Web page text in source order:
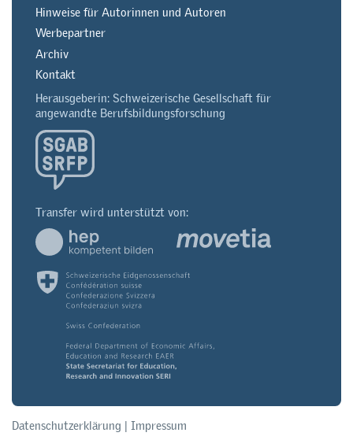
Hinweise für Autorinnen und Autoren
Werbepartner
Archiv
Kontakt
Herausgeberin: Schweizerische Gesellschaft für
angewandte Berufsbildungsforschung
Transfer wird unterstützt von:
Datenschutzerklärung | Impressum